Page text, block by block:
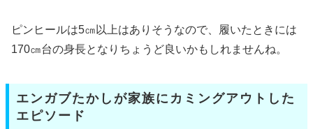
ピンヒールは5㎝以上はありそうなので、履いたときには
170㎝台の身長となりちょうど良いかもしれませんね。
エンガブたかしが家族にカミングアウトした
エピソード